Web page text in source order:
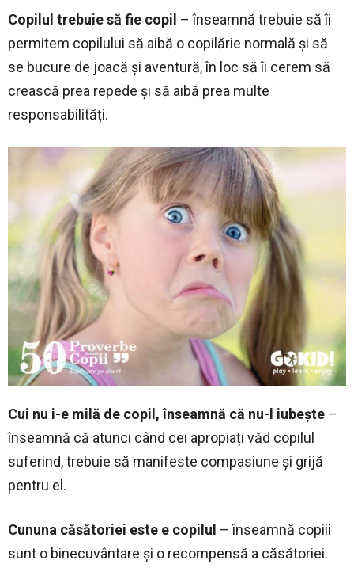
Copilul trebuie să fie copil – înseamnă trebuie să îi
permitem copilului să aibă o copilărie normală și să
se bucure de joacă și aventură, în loc să îi cerem să
crească prea repede și să aibă prea multe
responsabilități.
Cui nu i-e milă de copil, înseamnă că nu-l iubește –
înseamnă că atunci când cei apropiați văd copilul
suferind, trebuie să manifeste compasiune și grijă
pentru el.
Cununa căsătoriei este e copilul – înseamnă copiii
sunt o binecuvântare și o recompensă a căsătoriei.